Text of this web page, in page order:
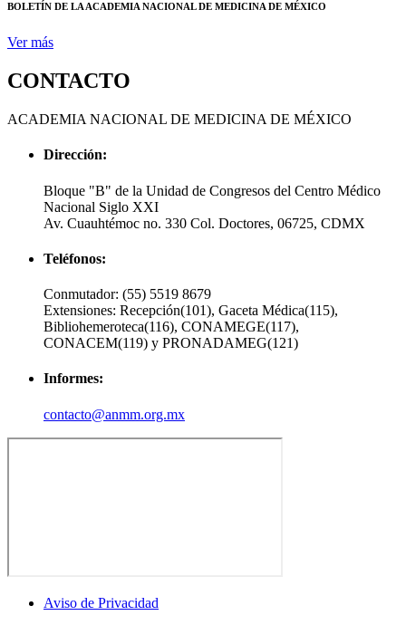
BOLETÍN DE LA ACADEMIA NACIONAL DE MEDICINA DE MÉXICO
Ver más
CONTACTO
ACADEMIA NACIONAL DE MEDICINA DE MÉXICO
Dirección:
Bloque "B" de la Unidad de Congresos del Centro Médico
Nacional Siglo XXI
Av. Cuauhtémoc no. 330 Col. Doctores, 06725, CDMX
Teléfonos:
Conmutador: (55) 5519 8679
Extensiones: Recepción(101), Gaceta Médica(115),
Bibliohemeroteca(116), CONAMEGE(117),
CONACEM(119) y PRONADAMEG(121)
Informes:
contacto@anmm.org.mx
Aviso de Privacidad